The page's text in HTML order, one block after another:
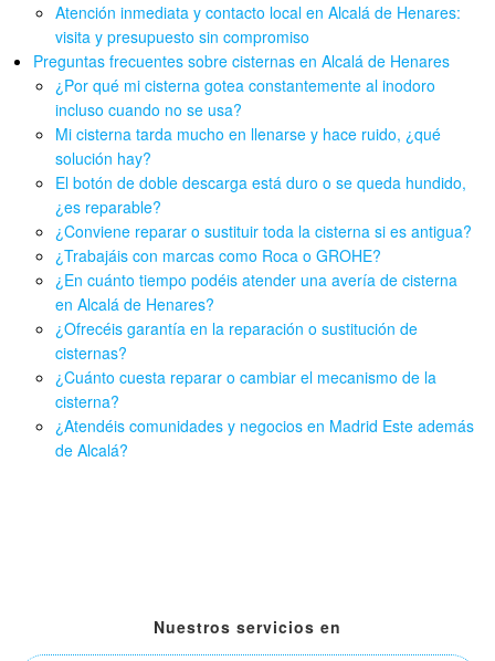
Atención inmediata y contacto local en Alcalá de Henares:
visita y presupuesto sin compromiso
Preguntas frecuentes sobre cisternas en Alcalá de Henares
¿Por qué mi cisterna gotea constantemente al inodoro
incluso cuando no se usa?
Mi cisterna tarda mucho en llenarse y hace ruido, ¿qué
solución hay?
El botón de doble descarga está duro o se queda hundido,
¿es reparable?
¿Conviene reparar o sustituir toda la cisterna si es antigua?
¿Trabajáis con marcas como Roca o GROHE?
¿En cuánto tiempo podéis atender una avería de cisterna
en Alcalá de Henares?
¿Ofrecéis garantía en la reparación o sustitución de
cisternas?
¿Cuánto cuesta reparar o cambiar el mecanismo de la
cisterna?
¿Atendéis comunidades y negocios en Madrid Este además
de Alcalá?
Nuestros servicios en